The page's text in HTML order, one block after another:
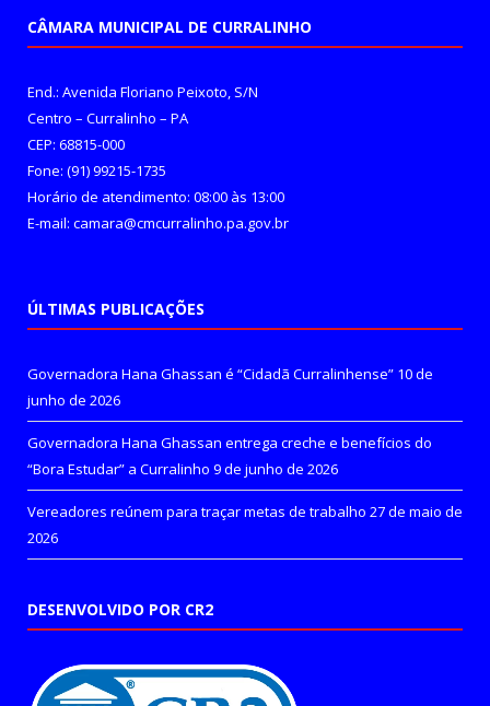
CÂMARA MUNICIPAL DE CURRALINHO
End.: Avenida Floriano Peixoto, S/N
Centro – Curralinho – PA
CEP: 68815-000
Fone: (91) 99215-1735
Horário de atendimento: 08:00 às 13:00
E-mail: camara@cmcurralinho.pa.gov.br
ÚLTIMAS PUBLICAÇÕES
Governadora Hana Ghassan é “Cidadã Curralinhense” 10 de
junho de 2026
Governadora Hana Ghassan entrega creche e benefícios do
“Bora Estudar” a Curralinho 9 de junho de 2026
Vereadores reúnem para traçar metas de trabalho 27 de maio de
2026
DESENVOLVIDO POR CR2